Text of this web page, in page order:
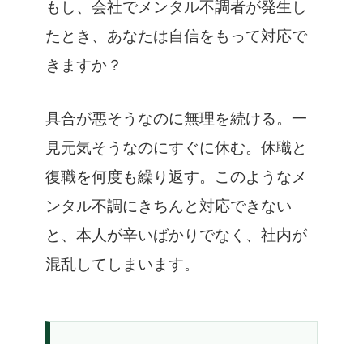
もし、会社でメンタル不調者が発生し
たとき、あなたは自信をもって対応で
きますか？
具合が悪そうなのに無理を続ける。一
見元気そうなのにすぐに休む。休職と
復職を何度も繰り返す。このようなメ
ンタル不調にきちんと対応できない
と、本人が辛いばかりでなく、社内が
混乱してしまいます。